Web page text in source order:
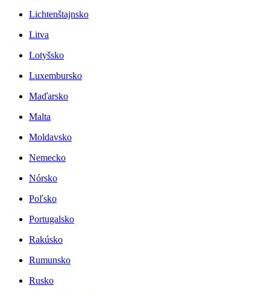
Lichtenštajnsko
Litva
Lotyšsko
Luxembursko
Maďarsko
Malta
Moldavsko
Nemecko
Nórsko
Poľsko
Portugalsko
Rakúsko
Rumunsko
Rusko